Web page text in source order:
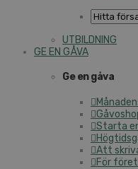
UTBILDNING
GE EN GÅVA
Ge en gåva
Starta
Att
För